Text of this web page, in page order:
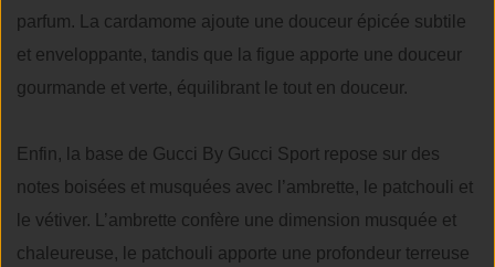
parfum. La cardamome ajoute une douceur épicée subtile
et enveloppante, tandis que la figue apporte une douceur
gourmande et verte, équilibrant le tout en douceur.
Enfin, la base de Gucci By Gucci Sport repose sur des
notes boisées et musquées avec l’ambrette, le patchouli et
le vétiver. L’ambrette confère une dimension musquée et
chaleureuse, le patchouli apporte une profondeur terreuse